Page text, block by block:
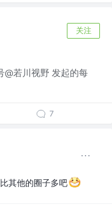
关注
若川视野 发起的每
7
其他的圈子多吧